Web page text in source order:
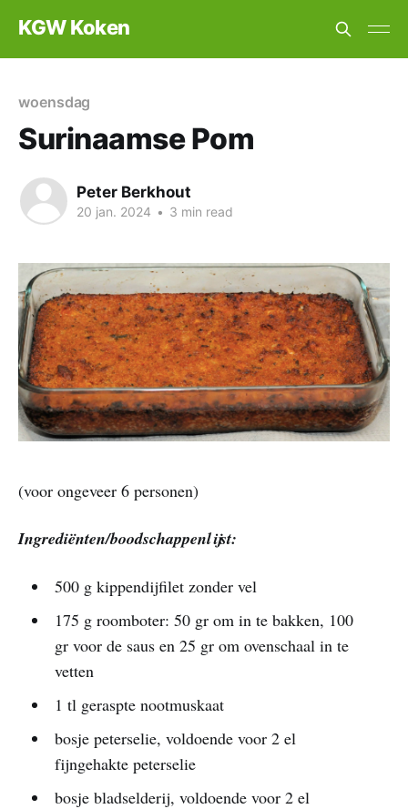
KGW Koken
woensdag
Surinaamse Pom
Peter Berkhout
20 jan. 2024 • 3 min read
(voor ongeveer 6 personen)
Ingrediënten/boodschappenlijst:
500 g kippendijfilet zonder vel
175 g roomboter: 50 gr om in te bakken, 100
gr voor de saus en 25 gr om ovenschaal in te
vetten
1 tl geraspte nootmuskaat
bosje peterselie, voldoende voor 2 el
fijngehakte peterselie
bosje bladselderij, voldoende voor 2 el